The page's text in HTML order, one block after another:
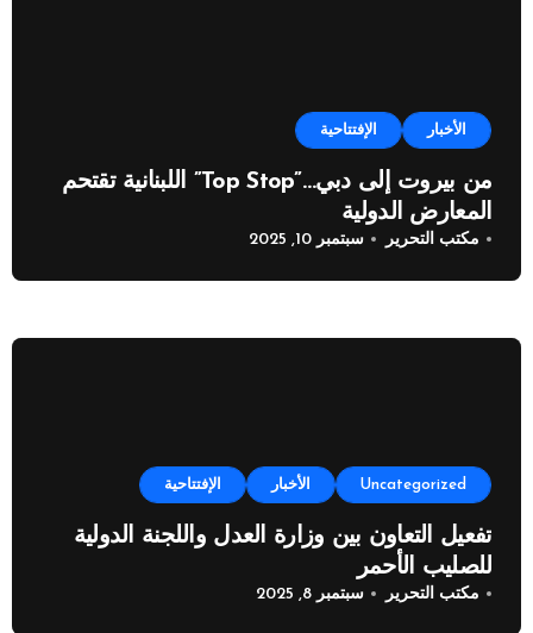
الأخبار الإفتتاحية
من بيروت إلى دبي…”Top Stop” اللبنانية تقتحم
المعارض الدولية
مكتب التحرير سبتمبر 10, 2025
Uncategorized الأخبار الإفتتاحية
تفعيل التعاون بين وزارة العدل واللجنة الدولية
للصليب الأحمر
مكتب التحرير سبتمبر 8, 2025